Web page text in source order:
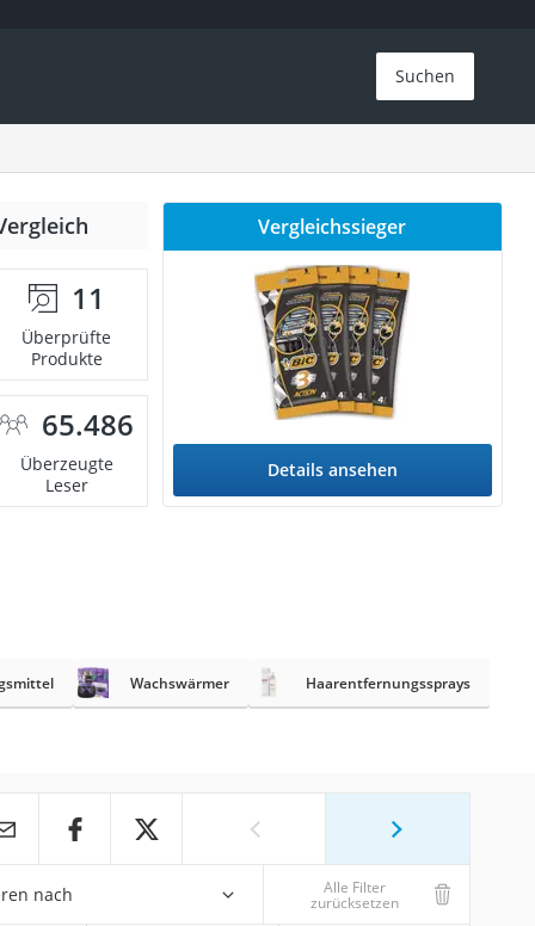
Suchen
11
Überprüfte
Produkte
65.486
Überzeugte
Leser
Vergleichssieger
Details ansehen
Wachswärmer Haarentfernungssprays
nach Alle Filter
zurücksetzen